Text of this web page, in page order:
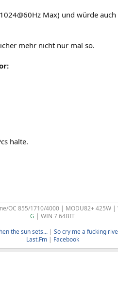
Max) und würde auch
mehr nicht nur mal so.
halte.
OC 855/1710/4000 | MODU82+ 425W |
G | WIN 7 64BIT
the sun sets...| So cry me a fucking
Last.Fm| Facebook